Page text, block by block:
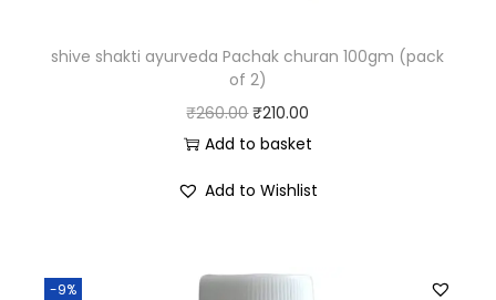
shive shakti ayurveda Pachak churan 100gm (pack
of 2)
₹260.00 ₹210.00
Add to basket
Add to Wishlist
-9%